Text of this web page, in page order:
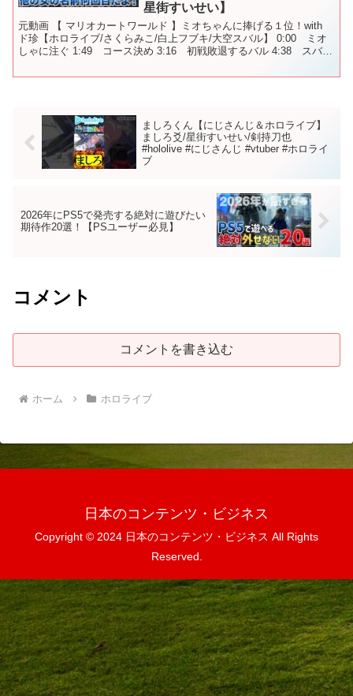
星街すいせい】
元動画 【 マリオカートワールド 】ミオちゃんに捧げる１位！with
ド珍【ホロライブ/さくらみこ/白上フブキ/大空スバル】 0:00 ミオ
しゃに注ぐ 1:49 コース決め 3:16 初戦敗退するバル 4:38 スバっ
ましろくん【にじさんじ＆ホロライブ】
ましろ爻/星街すいせい/剣持刀也
#hololive #にじさんじ #vtuber #ホロライ
ブ
2026年にPS5で発売する絶対に遊びたい
期待作20選！【PSユーザー必見】
コメント
コメントを書き込む
ホーム ホロライブ
日本のコンテンツ・ビジネス
Copyright © 2024 日本のコンテンツ・ビジネス All Rights
Reserved.